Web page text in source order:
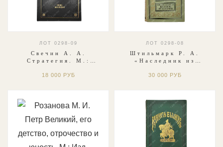
ЛОТ 0298-09
Свечин А. А.
Стратегия. М.:
Подарочное издание.
18 000 РУБ
ЛОТ 0298-08
Штильмарк Р. А.
«Наследник из
Детгиз, 1958. Первое
30 000 РУБ